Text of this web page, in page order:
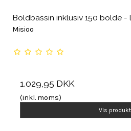
Boldbassin inklusiv 150 bolde -
Misioo
1.029,95 DKK
(inkl. moms)
Vis produkt